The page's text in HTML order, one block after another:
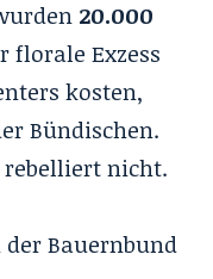
20.000
florale Exzess
kosten,
Bündischen.
nicht.
Bauernbund